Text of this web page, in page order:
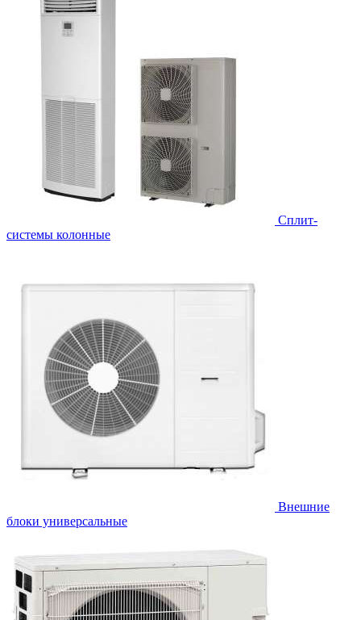
Cплит-
системы колонные
Внешние
блоки универсальные